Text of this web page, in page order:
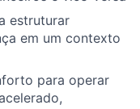
estruturar
em um contexto
para operar